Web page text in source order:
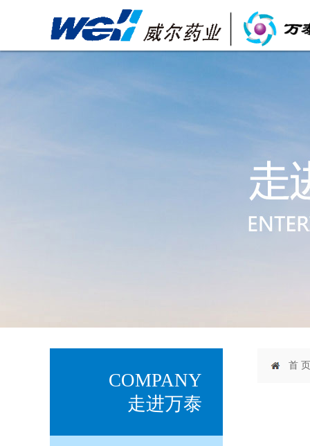
COMPANY
走进万泰
首 页